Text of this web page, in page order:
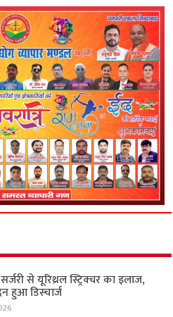
से यूरिथ्रल स्ट्रिक्चर का इलाज,
हुआ डिस्चार्ज